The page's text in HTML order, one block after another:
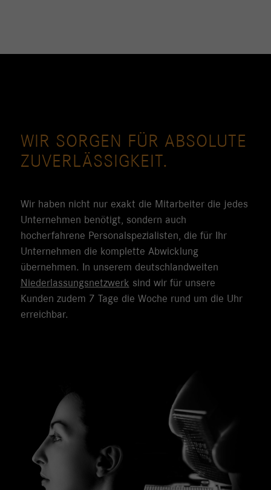
WIR SORGEN FÜR ABSOLUTE
ZUVERLÄSSIGKEIT.
Wir haben nicht nur exakt die Mitarbeiter die jedes
Unternehmen benötigt, sondern auch
hocherfahrene Personalspezialisten, die für Ihr
Unternehmen die komplette Abwicklung
übernehmen. In unserem deutschlandweiten
Niederlassungsnetzwerk sind wir für unsere
Kunden zudem 7 Tage die Woche rund um die Uhr
erreichbar.